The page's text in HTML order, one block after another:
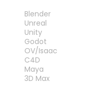
Blender
Unreal
Unity
Godot
OV/Isaac
C4D
Maya
3D Max